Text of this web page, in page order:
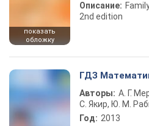
показать
обложку
Описание:
2nd edition
ГДЗ
Авторы: А. Г.
С. Якир, Ю. М.
Год: 2013